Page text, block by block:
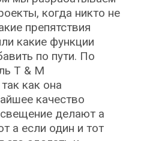
когда никто не
препятствия
какие функции
по пути. По
T & M
как она
качество
делают а
а если один и тот